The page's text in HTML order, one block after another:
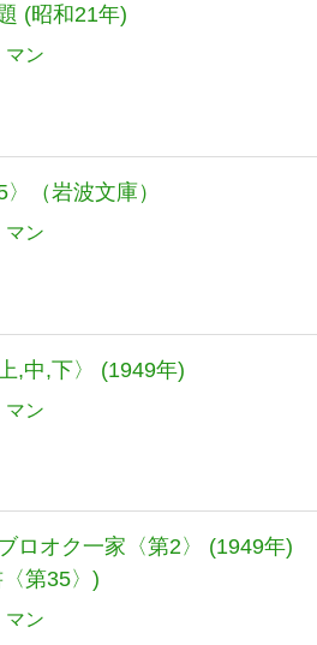
(昭和21年)
マン
（岩波文庫）
マン
,中,下〉 (1949年)
マン
ロオク一家〈第2〉 (1949年)
第35〉)
マン